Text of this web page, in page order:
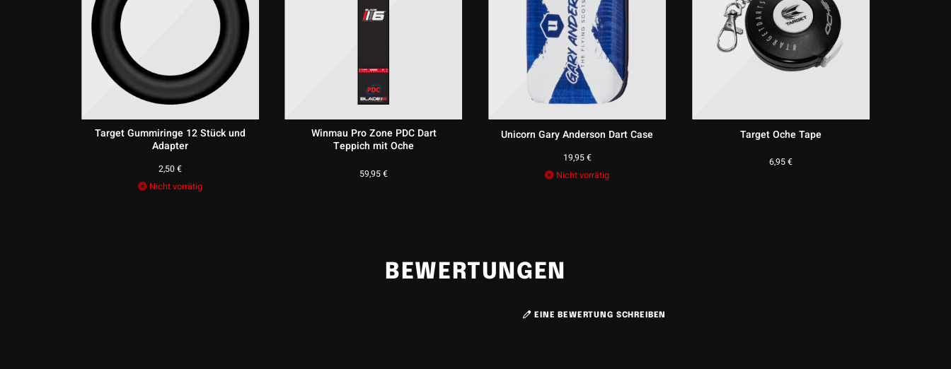
Target Gummiringe 12 Stück und
Adapter
2,50€
Nicht vorrätig
Winmau Pro Zone PDC Dart
Teppich mit Oche
59,95€
Unicorn Gary Anderson Dart Case
19,95€
Nicht vorrätig
Target Oche Tape
6,95€
BEWERTUNGEN
EINE BEWERTUNG SCHREIBEN